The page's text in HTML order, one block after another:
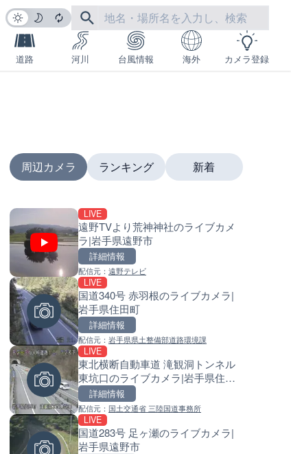
道路 河川 台風情報 海外 カメラ登録
周辺カメラ
LIVE
遠野TVより荒神神社のライブカメ
ラ|岩手県遠野市
詳細情報
配信元： 遠野テレビ
LIVE
国道340号 赤羽根のライブカメラ|
岩手県住田町
詳細情報
配信元： 岩手県県土整備部道路環境課
LIVE
東北横断自動車道 滝観洞トンネル
東坑口のライブカメラ|岩手県住田
町
詳細情報
配信元： 国土交通省 三陸国道事務所
LIVE
国道283号 足ヶ瀬のライブカメラ|
岩手県遠野市
ランキング
沖永良部島海岸のライブカメ
児島県和泊町
徳之島町亀津のライブカメラ|
配信元：Tokki Works
内海海水浴場のライブカメラ|
県南知多町
配信元：南知多町観光協会
手結港(YASU海の駅クラブ)の
新着
南出川水門付近のライブカメ
歌山県日高町
比井川水門付近から比井崎海
配信元：日高町役場
小浦川水門付近から小浦海水
ライブカメラ|和歌山県日高町
配信元：日高町役場
産湯川水門付近のライブカメ